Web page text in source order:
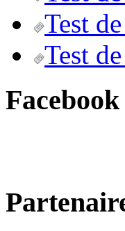
Test
Test
Facebook